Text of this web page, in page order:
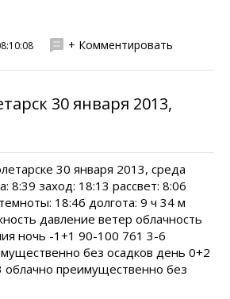
+ Комментировать
30 января 2013,
30 января 2013, среда
8:39 заход: 18:13 рассвет: 8:06
18:46 долгота: 9 ч 34 м
давление ветер облачность
ночь -1+1 90-100 761 3-6
без осадков день 0+2
преимущественно без